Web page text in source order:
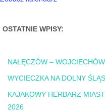
OSTATNIE WPISY:
NAŁĘCZÓW –
WYCIECZKA NA DOLNY
KAJAKOWY HERBARZ
2026